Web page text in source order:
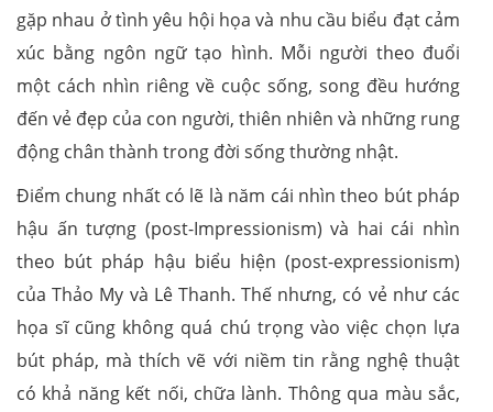
gặp nhau ở tình yêu hội họa và nhu cầu biểu đạt cảm
xúc bằng ngôn ngữ tạo hình. Mỗi người theo đuổi
một cách nhìn riêng về cuộc sống, song đều hướng
đến vẻ đẹp của con người, thiên nhiên và những rung
động chân thành trong đời sống thường nhật.
Điểm chung nhất có lẽ là năm cái nhìn theo bút pháp
hậu ấn tượng (post-Impressionism) và hai cái nhìn
theo bút pháp hậu biểu hiện (post-expressionism)
của Thảo My và Lê Thanh. Thế nhưng, có vẻ như các
họa sĩ cũng không quá chú trọng vào việc chọn lựa
bút pháp, mà thích vẽ với niềm tin rằng nghệ thuật
có khả năng kết nối, chữa lành. Thông qua màu sắc,